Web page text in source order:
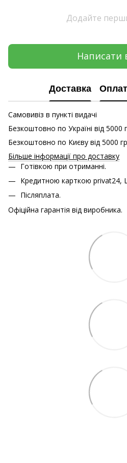
Додайте
Написати
Доставка
Самовивіз в пункті видачі
Безкоштовно по Україні від 5000
Безкоштовно по Києву від 5000
Більше інформації про доставку
Готівкою при отриманні.
Кредитною карткою privat24,
Післяплата.
Офіційна гарантія від виробника.